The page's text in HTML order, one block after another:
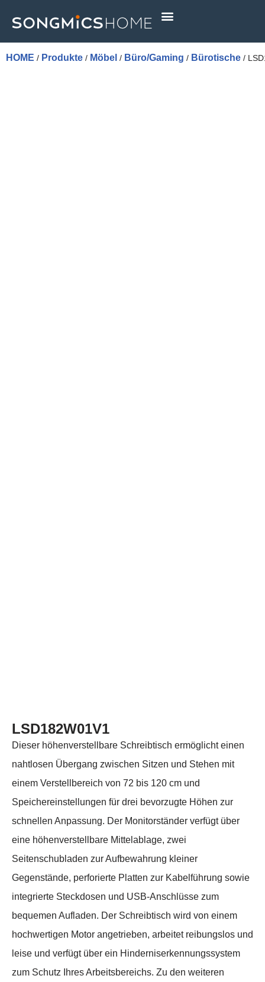
Skip
to
HOME / Produkte / Möbel / Büro/Gaming / Bürotische /
LSD182W01V1
Dieser höhenverstellbare Schreibtisch ermöglicht einen
nahtlosen Übergang zwischen Sitzen und Stehen mit
einem Verstellbereich von 72 bis 120 cm und
Speichereinstellungen für drei bevorzugte Höhen zur
schnellen Anpassung. Der Monitorständer verfügt über
eine höhenverstellbare Mittelablage, zwei
Seitenschubladen zur Aufbewahrung kleiner
Gegenstände, perforierte Platten zur Kabelführung sowie
integrierte Steckdosen und USB-Anschlüsse zum
bequemen Aufladen. Der Schreibtisch wird von einem
hochwertigen Motor angetrieben, arbeitet reibungslos und
leise und verfügt über ein Hinderniserkennungssystem
zum Schutz Ihres Arbeitsbereichs. Zu den weiteren